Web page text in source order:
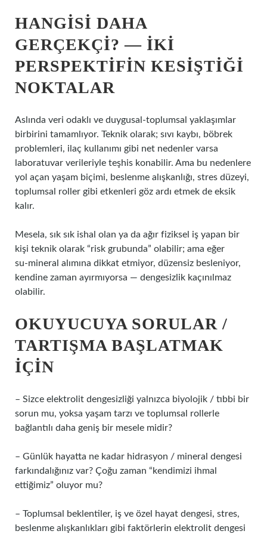
HANGISI DAHA
GERÇEKÇI? — İKI
PERSPEKTIFIN KESIŞTIĞI
NOKTALAR
Aslında veri odaklı ve duygusal‑toplumsal yaklaşımlar
birbirini tamamlıyor. Teknik olarak; sıvı kaybı, böbrek
problemleri, ilaç kullanımı gibi net nedenler varsa
laboratuvar verileriyle teşhis konabilir. Ama bu nedenlere
yol açan yaşam biçimi, beslenme alışkanlığı, stres düzeyi,
toplumsal roller gibi etkenleri göz ardı etmek de eksik
kalır.
Mesela, sık sık ishal olan ya da ağır fiziksel iş yapan bir
kişi teknik olarak “risk grubunda” olabilir; ama eğer
su‑mineral alımına dikkat etmiyor, düzensiz besleniyor,
kendine zaman ayırmıyorsa — dengesizlik kaçınılmaz
olabilir.
OKUYUCUYA SORULAR /
TARTIŞMA BAŞLATMAK
İÇIN
– Sizce elektrolit dengesizliği yalnızca biyolojik / tıbbi bir
sorun mu, yoksa yaşam tarzı ve toplumsal rollerle
bağlantılı daha geniş bir mesele midir?
– Günlük hayatta ne kadar hidrasyon / mineral dengesi
farkındalığınız var? Çoğu zaman “kendimizi ihmal
ettiğimiz” oluyor mu?
– Toplumsal beklentiler, iş ve özel hayat dengesi, stres,
beslenme alışkanlıkları gibi faktörlerin elektrolit dengesi